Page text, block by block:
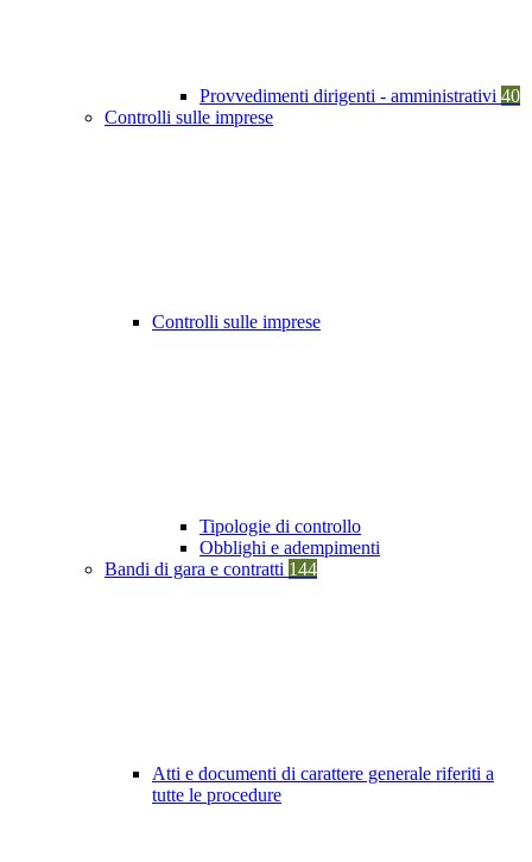
Provvedimenti dirigenti - amministrativi 40
Controlli sulle imprese
Controlli sulle imprese
Tipologie di controllo
Obblighi e adempimenti
Bandi di gara e contratti 144
Atti e documenti di carattere generale riferiti a
tutte le procedure